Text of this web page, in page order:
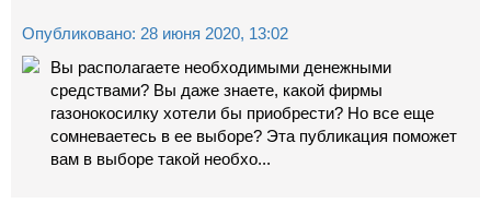
Опубликовано: 28 июня 2020, 13:02
Вы располагаете необходимыми денежными
средствами? Вы даже знаете, какой фирмы
газонокосилку хотели бы приобрести? Но все еще
сомневаетесь в ее выборе? Эта публикация поможет
вам в выборе такой необхо...